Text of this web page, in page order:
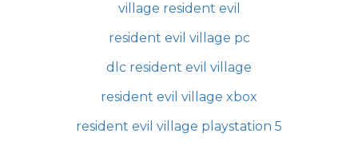
village resident evil
resident evil village pc
dlc resident evil village
resident evil village xbox
resident evil village playstation 5